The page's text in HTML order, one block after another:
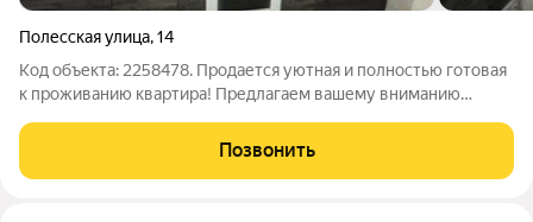
Полесская улица,14
Код объекта: 2258478. Продается уютная и полностью готовая
к проживанию квартира! Предлагаем вашему вниманию
продуманной планировкой и стильным интерьером.
Полностью укомплектована мебелью и
Позвонить